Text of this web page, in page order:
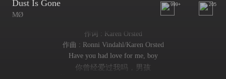
Dust Is Gone
MØ
999+ 205
作词 : Karen Orsted
作曲 : Ronni Vindahl/Karen Orsted
Have you had love for me, boy
你曾经爱过我吗，男孩